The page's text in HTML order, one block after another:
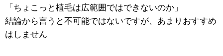
「ちょこっと植毛は広範囲ではできないのか」
結論から言うと不可能ではないですが、あまりおすすめ
はしません